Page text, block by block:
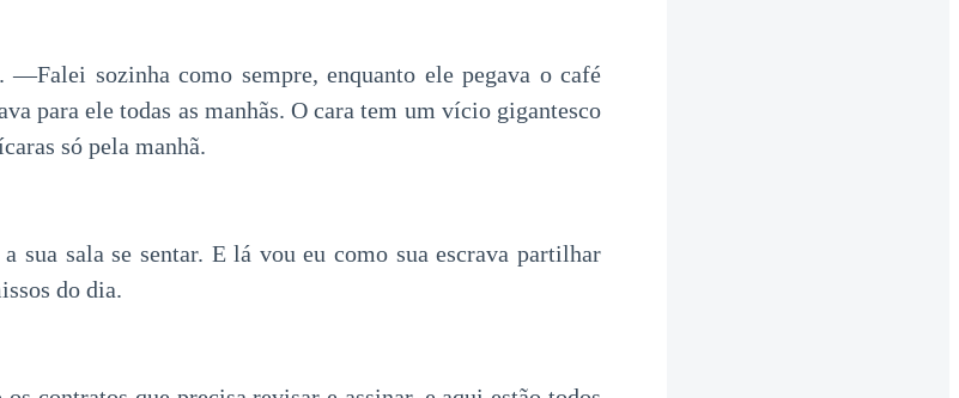
sozinha como sempre, enquanto ele pegava o café
para ele todas as manhãs. O cara tem um vício gigantesco
só pela manhã.
sua sala se sentar. E lá vou eu como sua escrava partilhar
do dia.